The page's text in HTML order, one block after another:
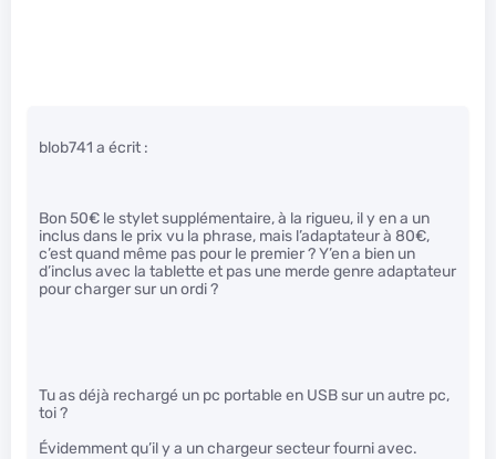
blob741 a écrit :
Bon 50€ le stylet supplémentaire, à la rigueu, il y en a un
inclus dans le prix vu la phrase, mais l’adaptateur à 80€,
c’est quand même pas pour le premier ? Y’en a bien un
d’inclus avec la tablette et pas une merde genre adaptateur
pour charger sur un ordi ?
Tu as déjà rechargé un pc portable en USB sur un autre pc,
toi ?
Évidemment qu’il y a un chargeur secteur fourni avec.